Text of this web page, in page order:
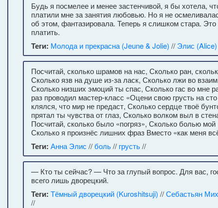
Будь я посмелее и менее застенчивой, я бы хотела,
платили мне за занятия любовью. Но я не
об этом, фантазировала. Теперь я слишком стара.
платить.
Теги: Молода и прекрасна (Jeune & Jolie) // Элис (Alice)
Посчитай, сколько шрамов на нас, Сколько ран,
Сколько язв на душе из-за ласк, Сколько лжи во
Сколько низших эмоций ты спас, Сколько гас во мне
раз проводил мастер-класс «Оцени свою грусть на
клялся, что мир не предаст, Сколько сердце твоё
прятал ты чувства от глаз, Сколько волком выл в
Посчитай, сколько было «погряз», Сколько болью
Сколько я произнёс лишних фраз Вместо «как меня
Теги: Анна Элис //боль// грусть//
— Кто ты сейчас? — Что за глупый вопрос. Для вас,
всего лишь дворецкий.
Теги: Тёмный дворецкий (Kuroshitsuji) //Себастьян
//